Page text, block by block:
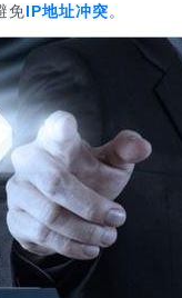
免IP地址冲突。